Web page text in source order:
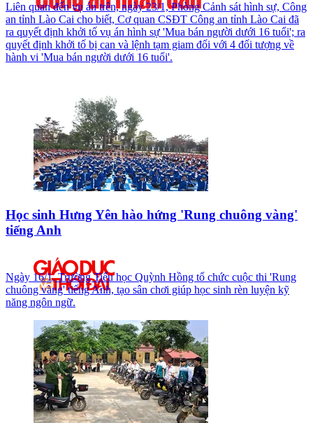
Liên quan đến vụ án trên, ngày 23/1, Phòng Cảnh sát hình sự, Công
an tỉnh Lào Cai cho biết, Cơ quan CSĐT Công an tỉnh Lào Cai đã
ra quyết định khởi tố vụ án hình sự 'Mua bán người dưới 16 tuổi'; ra
quyết định khởi tố bị can và lệnh tạm giam đối với 4 đối tượng về
hành vi 'Mua bán người dưới 16 tuổi'.
Học sinh Hưng Yên hào hứng 'Rung chuông vàng'
tiếng Anh
Ngày 16/1, Trường Tiểu học Quỳnh Hồng tổ chức cuộc thi 'Rung
chuông vàng' tiếng Anh, tạo sân chơi giúp học sinh rèn luyện kỹ
năng ngôn ngữ.